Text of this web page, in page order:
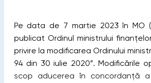
Pe data de 7 martie 2023 în MO
publicat Ordinul ministrului
privire la modificarea Ordinului
94 din 30 iulie 2020”. Modificările
scop aducerea în concordanță a